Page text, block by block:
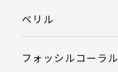
ベリル
フォッシルコーラル